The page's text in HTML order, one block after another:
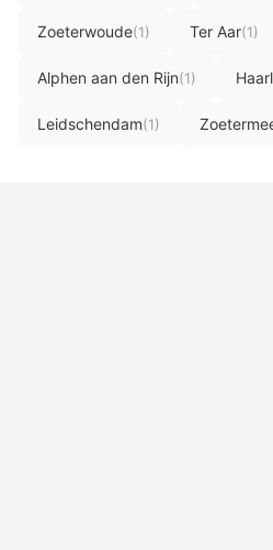
Zoeterwoude(1) Ter Aar(1)
Alphen aan den Rijn(1)
Leidschendam(1)